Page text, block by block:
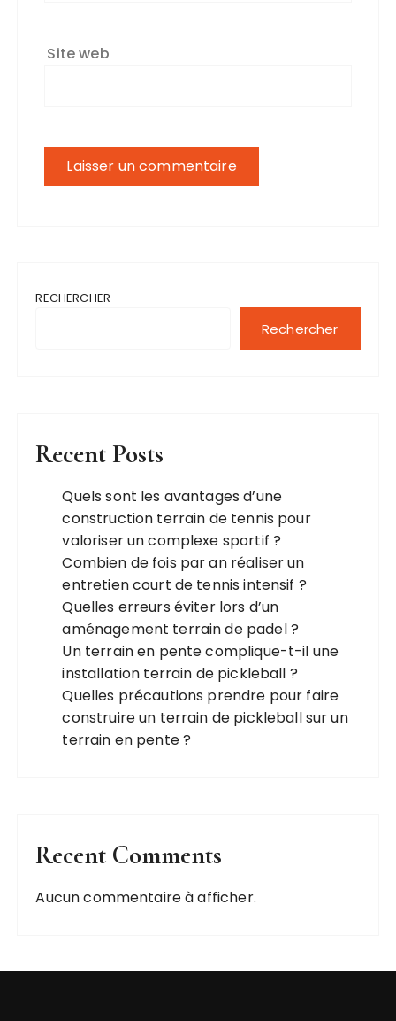
Site web
RECHERCHER
Rechercher
Recent Posts
Quels sont les avantages d’une
construction terrain de tennis pour
valoriser un complexe sportif ?
Combien de fois par an réaliser un
entretien court de tennis intensif ?
Quelles erreurs éviter lors d’un
aménagement terrain de padel ?
Un terrain en pente complique-t-il une
installation terrain de pickleball ?
Quelles précautions prendre pour faire
construire un terrain de pickleball sur un
terrain en pente ?
Recent Comments
Aucun commentaire à afficher.